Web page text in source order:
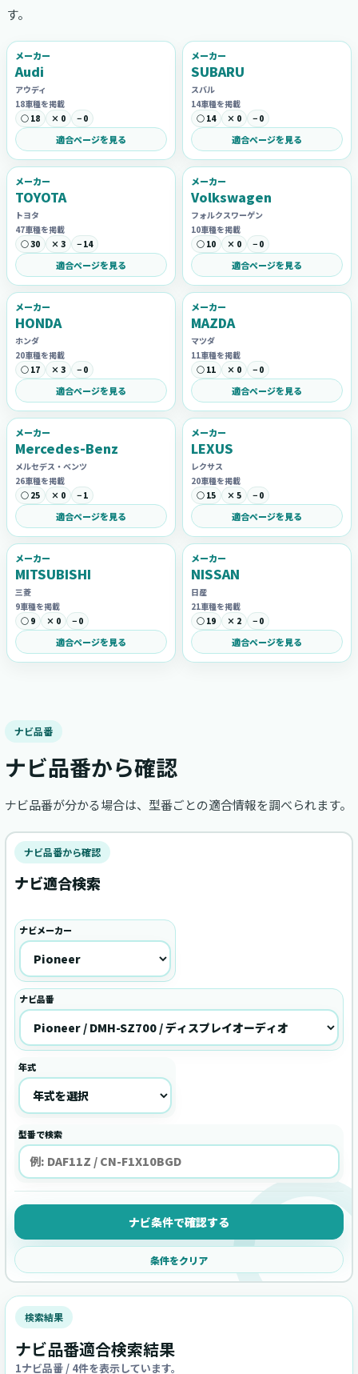
す。
メーカー
Audi
アウディ
18車種を掲載
○ 18
× 0 − 0
適合ページを見る
メーカー
SUBARU
スバル
14車種を掲載
○ 14
× 0 − 0
適合ページを見る
メーカー
TOYOTA
トヨタ
47車種を掲載
○ 30
× 3 − 14
適合ページを見る
メーカー
Volkswagen
フォルクスワーゲン
10車種を掲載
○ 10
× 0 − 0
適合ページを見る
メーカー
HONDA
ホンダ
20車種を掲載
○ 17
× 3 − 0
適合ページを見る
メーカー
MAZDA
マツダ
11車種を掲載
○ 11
× 0 − 0
適合ページを見る
メーカー
Mercedes-Benz
メルセデス・ベンツ
26車種を掲載
○ 25
× 0 − 1
適合ページを見る
メーカー
LEXUS
レクサス
20車種を掲載
○ 15
× 5 − 0
適合ページを見る
メーカー
MITSUBISHI
三菱
9車種を掲載
○ 9
× 0 − 0
適合ページを見る
メーカー
NISSAN
日産
21車種を掲載
○ 19
× 2 − 0
適合ページを見る
ナビ品番
ナビ品番から確認
ナビ品番が分かる場合は、型番ごとの適合情報を調べられます。
ナビ品番から確認
ナビ適合検索
ナビメーカー
ナビ品番
年式
型番で検索
ナビ条件で確認する
条件をクリア
検索結果
ナビ品番適合検索結果
1ナビ品番 / 4件を表示しています。